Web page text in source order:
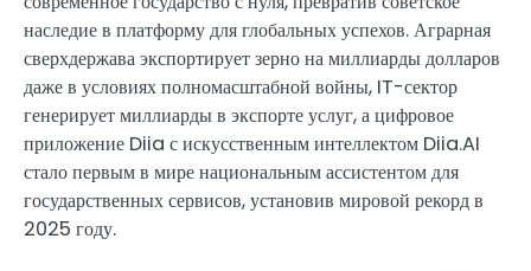
наследие в платформу для глобальных успехов. Аграрная
сверхдержава экспортирует зерно на миллиарды долларов
даже в условиях полномасштабной войны, IT-сектор
генерирует миллиарды в экспорте услуг, а цифровое
приложение Diia с искусственным интеллектом Diia.AI
стало первым в мире национальным ассистентом для
государственных сервисов, установив мировой рекорд в
2025 году.